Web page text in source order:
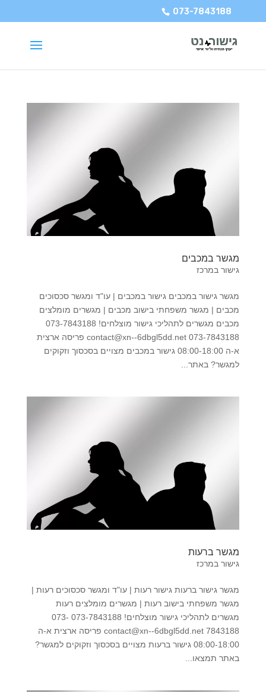
073-7843188
מגשר במכבים
גישור במרכז
מגשר גישור במכבים גישור במכבים | עו"ד ומגשר סכסוכים
מכבים | מגשר משפחתי בישוב מכבים | מגשרים מומלצים
מכבים מגשרים לתהליכי גישור מוצלחים! 073-7843188
073-7843188 contact@xn--6dbgl5dd.net פריסה ארצית
א-ה 08:00-18:00 גישור במכבים מצויים בסכסוך וזקוקים
למגשר? באתר...
מגשר ברעות
גישור במרכז
מגשר גישור ברעות גישור רעות | עו"ד ומגשר סכסוכים רעות |
מגשר משפחתי בישוב רעות | מגשרים מומלצים רעות
מגשרים לתהליכי גישור מוצלחים! 073-7843188 073-
7843188 contact@xn--6dbgl5dd.net פריסה ארצית א-ה
08:00-18:00 גישור ברעות מצויים בסכסוך וזקוקים למגשר?
באתר תמצאו...